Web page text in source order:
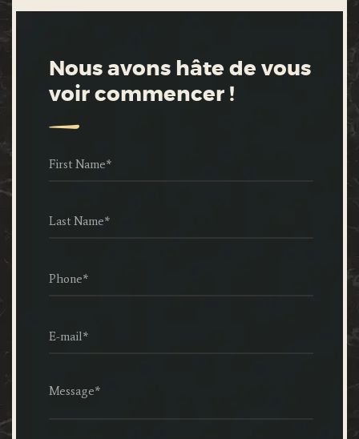
Nous avons hâte de vous
voir commencer !